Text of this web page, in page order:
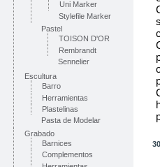
Uni Marker
Stylefile Marker
Pastel
TOISON D'OR
Rembrandt
Sennelier
Escultura
Barro
Herramientas
Plastelinas
Pasta de Modelar
Grabado
Barnices
Complementos